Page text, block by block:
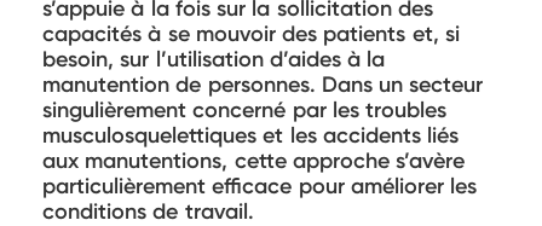
s’appuie à la fois sur la sollicitation des
capacités à se mouvoir des patients et, si
besoin, sur l’utilisation d’aides à la
manutention de personnes. Dans un secteur
singulièrement concerné par les troubles
musculosquelettiques et les accidents liés
aux manutentions, cette approche s’avère
particulièrement efficace pour améliorer les
conditions de travail.